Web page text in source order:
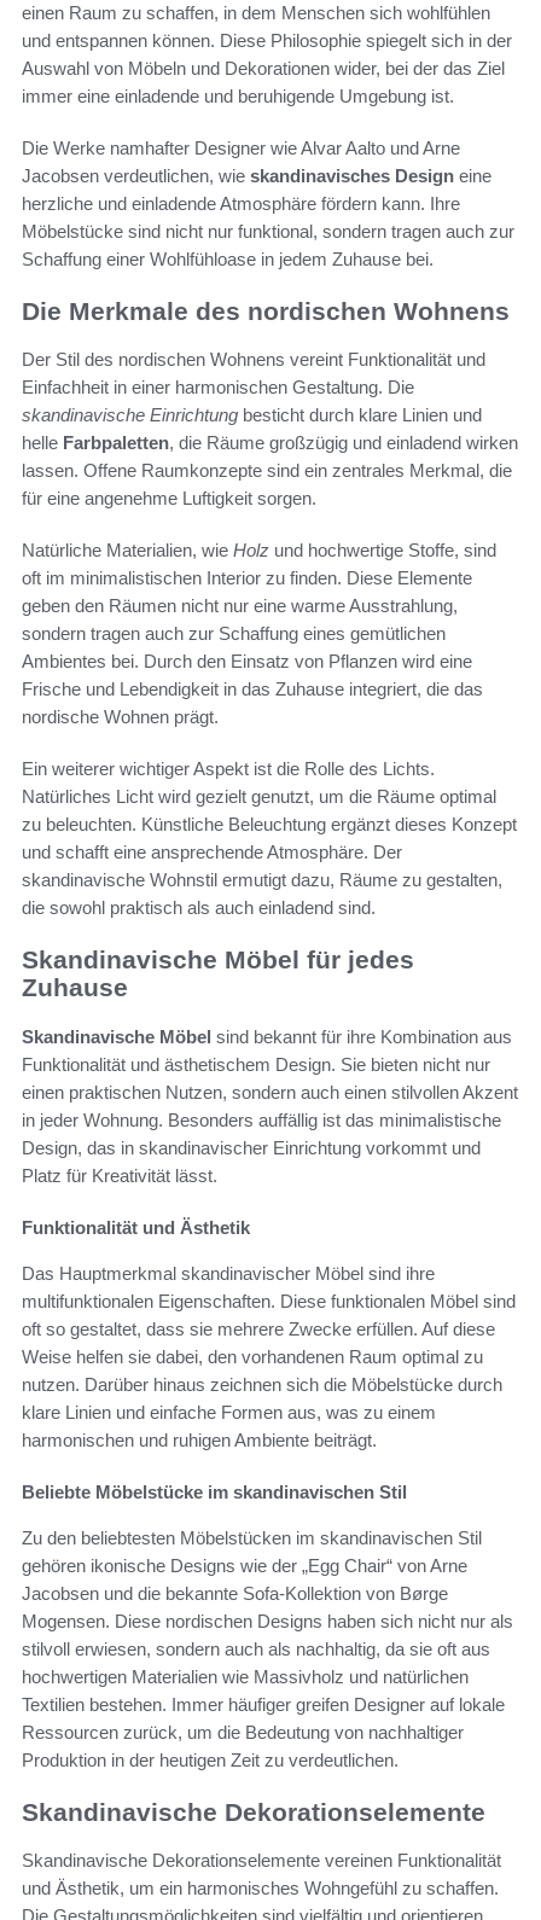
einen Raum zu schaffen, in dem Menschen sich wohlfühlen
und entspannen können. Diese Philosophie spiegelt sich in der
Auswahl von Möbeln und Dekorationen wider, bei der das Ziel
immer eine einladende und beruhigende Umgebung ist.
Die Werke namhafter Designer wie Alvar Aalto und Arne
Jacobsen verdeutlichen, wie skandinavisches Design eine
herzliche und einladende Atmosphäre fördern kann. Ihre
Möbelstücke sind nicht nur funktional, sondern tragen auch zur
Schaffung einer Wohlfühloase in jedem Zuhause bei.
Die Merkmale des nordischen Wohnens
Der Stil des nordischen Wohnens vereint Funktionalität und
Einfachheit in einer harmonischen Gestaltung. Die
skandinavische Einrichtung besticht durch klare Linien und
helle Farbpaletten, die Räume großzügig und einladend wirken
lassen. Offene Raumkonzepte sind ein zentrales Merkmal, die
für eine angenehme Luftigkeit sorgen.
Natürliche Materialien, wie Holz und hochwertige Stoffe, sind
oft im minimalistischen Interior zu finden. Diese Elemente
geben den Räumen nicht nur eine warme Ausstrahlung,
sondern tragen auch zur Schaffung eines gemütlichen
Ambientes bei. Durch den Einsatz von Pflanzen wird eine
Frische und Lebendigkeit in das Zuhause integriert, die das
nordische Wohnen prägt.
Ein weiterer wichtiger Aspekt ist die Rolle des Lichts.
Natürliches Licht wird gezielt genutzt, um die Räume optimal
zu beleuchten. Künstliche Beleuchtung ergänzt dieses Konzept
und schafft eine ansprechende Atmosphäre. Der
skandinavische Wohnstil ermutigt dazu, Räume zu gestalten,
die sowohl praktisch als auch einladend sind.
Skandinavische Möbel für jedes
Zuhause
Skandinavische Möbel sind bekannt für ihre Kombination aus
Funktionalität und ästhetischem Design. Sie bieten nicht nur
einen praktischen Nutzen, sondern auch einen stilvollen Akzent
in jeder Wohnung. Besonders auffällig ist das minimalistische
Design, das in skandinavischer Einrichtung vorkommt und
Platz für Kreativität lässt.
Funktionalität und Ästhetik
Das Hauptmerkmal skandinavischer Möbel sind ihre
multifunktionalen Eigenschaften. Diese funktionalen Möbel sind
oft so gestaltet, dass sie mehrere Zwecke erfüllen. Auf diese
Weise helfen sie dabei, den vorhandenen Raum optimal zu
nutzen. Darüber hinaus zeichnen sich die Möbelstücke durch
klare Linien und einfache Formen aus, was zu einem
harmonischen und ruhigen Ambiente beiträgt.
Beliebte Möbelstücke im skandinavischen Stil
Zu den beliebtesten Möbelstücken im skandinavischen Stil
gehören ikonische Designs wie der „Egg Chair“ von Arne
Jacobsen und die bekannte Sofa-Kollektion von Børge
Mogensen. Diese nordischen Designs haben sich nicht nur als
stilvoll erwiesen, sondern auch als nachhaltig, da sie oft aus
hochwertigen Materialien wie Massivholz und natürlichen
Textilien bestehen. Immer häufiger greifen Designer auf lokale
Ressourcen zurück, um die Bedeutung von nachhaltiger
Produktion in der heutigen Zeit zu verdeutlichen.
Skandinavische Dekorationselemente
Skandinavische Dekorationselemente vereinen Funktionalität
und Ästhetik, um ein harmonisches Wohngefühl zu schaffen.